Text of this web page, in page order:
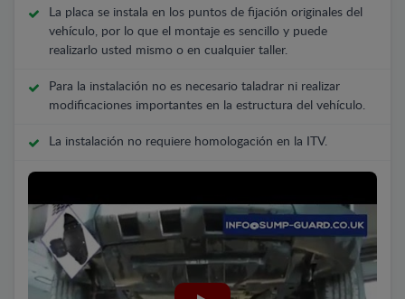
La placa se instala en los puntos de fijación originales del
vehículo, por lo que el montaje es sencillo y puede
realizarlo usted mismo o en cualquier taller.
Para la instalación no es necesario taladrar ni realizar
modificaciones importantes en la estructura del vehículo.
La instalación no requiere homologación en la ITV.